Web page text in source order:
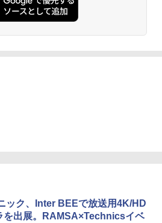
ック、Inter BEEで放送用4K/HD
を出展。RAMSA×Technicsイベ